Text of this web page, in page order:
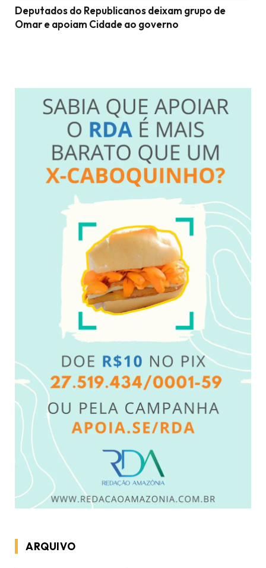
Deputados do Republicanos deixam grupo de
Omar e apoiam Cidade ao governo
ARQUIVO